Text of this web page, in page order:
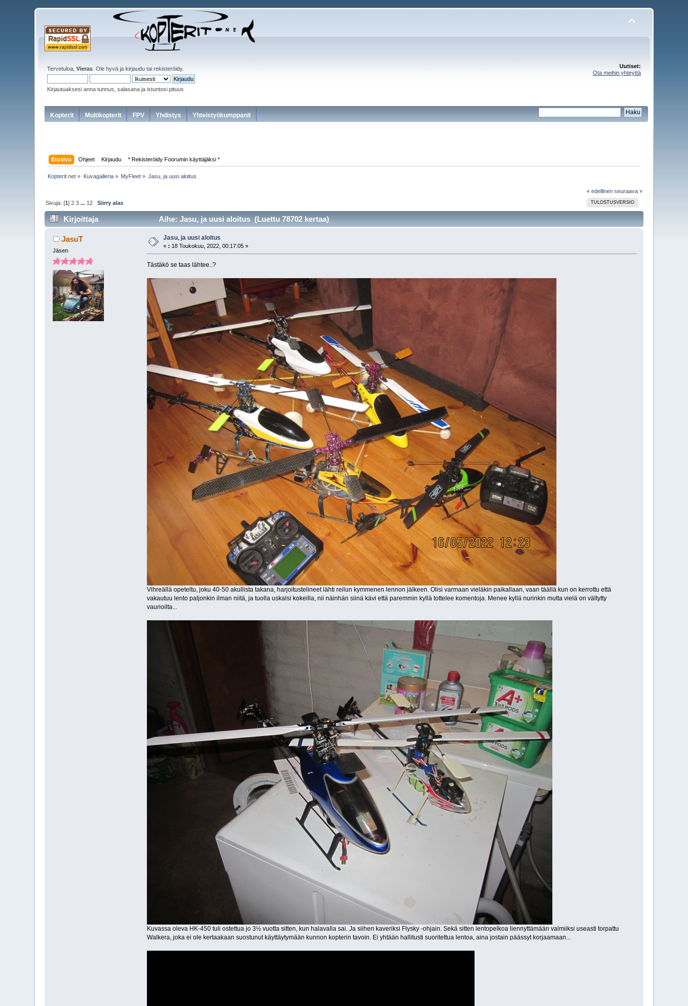
Tervetuloa,Vieras . Ole hyvä jakirjaudu tairekisteröidy.
Kirjautuaksesi anna tunnus, salasana ja istuntosi pituus
Uutiset:
Ota meihin yhteyttä
Kopterit Multikopterit FPV Yhdistys Yhteistyökumppanit
Etusivu Ohjeet Kirjaudu * Rekisteröidy Foorumin käyttäjäksi *
Kopterit.net » Kuvagalleria» MyFleet » Jasu, ja uusi aloitus
« edellinen seuraava »
TULOSTUSVERSIO
Sivuja: [1]2 3 ... 12 Siirry alas
Kirjoittaja Aihe: Jasu, ja uusi aloitus (Luettu 78702 kertaa)
JasuT
Jäsen
Jasu, ja uusi aloitus
« : 18 Toukokuu, 2022, 00:17:05 »
Tästäkö se taas lähtee..?
Vihreällä opeteltu, joku 40-50 akullista takana, harjoitustelineet lähti reilun kymmenen lennon jälkeen. Olisi varmaan vieläkin paikallaan, vaan täällä kun on kerrottu että
vakautuu lento paljonkin ilman niitä, ja tuolla uskalsi kokeilla, nii näinhän siinä kävi että paremmin kyllä tottelee komentoja. Menee kyllä nurinkin mutta vielä on vältytty
vaurioilta...
Kuvassa oleva HK-450 tuli ostettua jo 3½ vuotta sitten, kun halavalla sai. Ja siihen kaveriksi Flysky -ohjain. Sekä sitten lentopelkoa liennyttämään valmiiksi useasti torpattu
Walkera, joka ei ole kertaakaan suostunut käyttäytymään kunnon kopterin tavoin. Ei yhtään hallitusti suoritettua lentoa, aina jostain päässyt korjaamaan...